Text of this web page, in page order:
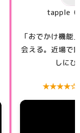
tapple（
「おでかけ機能
会える。近場で
しに
★★★★☆